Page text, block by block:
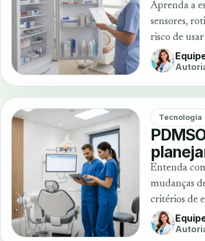
Aprenda a
sensores,
risco de
Tecnologia
Entenda
mudanças
critérios de